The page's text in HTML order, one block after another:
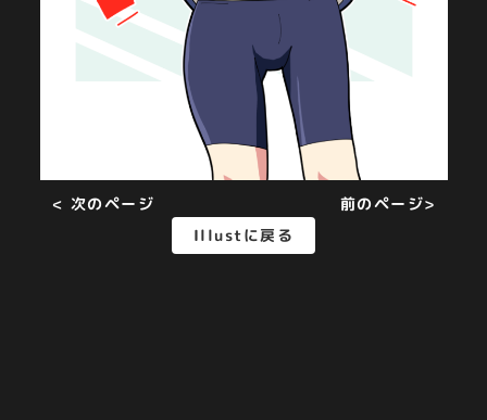
前のページ>
< 次のページ
Illustに戻る